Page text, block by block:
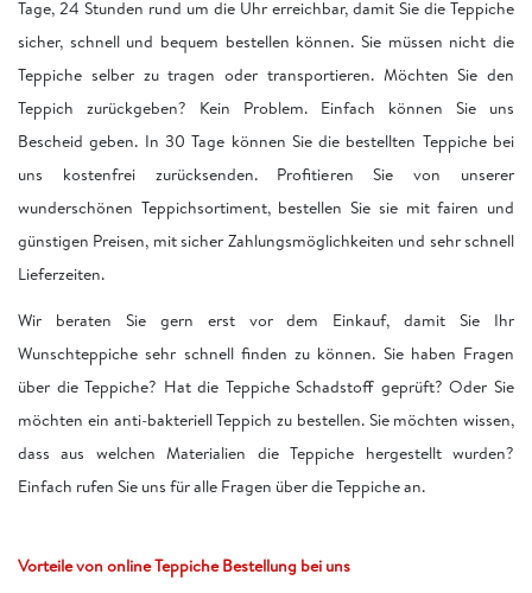
Tage, 24 Stunden rund um die Uhr erreichbar, damit Sie die Teppiche
sicher, schnell und bequem bestellen können. Sie müssen nicht die
Teppiche selber zu tragen oder transportieren. Möchten Sie den
Teppich zurückgeben? Kein Problem. Einfach können Sie uns
Bescheid geben. In 30 Tage können Sie die bestellten Teppiche bei
uns kostenfrei zurücksenden. Profitieren Sie von unserer
wunderschönen Teppichsortiment, bestellen Sie sie mit fairen und
günstigen Preisen, mit sicher Zahlungsmöglichkeiten und sehr schnell
Lieferzeiten.
Wir beraten Sie gern erst vor dem Einkauf, damit Sie Ihr
Wunschteppiche sehr schnell finden zu können. Sie haben Fragen
über die Teppiche? Hat die Teppiche Schadstoff geprüft? Oder Sie
möchten ein anti-bakteriell Teppich zu bestellen. Sie möchten wissen,
dass aus welchen Materialien die Teppiche hergestellt wurden?
Einfach rufen Sie uns für alle Fragen über die Teppiche an.
Vorteile von online Teppiche Bestellung bei uns